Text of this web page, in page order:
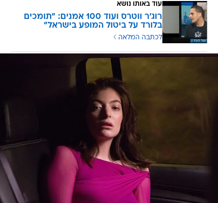
עוד באותו נושא
רוג'ר ווטרס ועוד 100 אמנים: "תומכים
בלורד על ביטול המופע בישראל"
לכתבה המלאה